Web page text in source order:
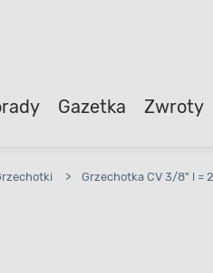
Gazetka Zwroty
> Grzechotka CV 3/8" l =